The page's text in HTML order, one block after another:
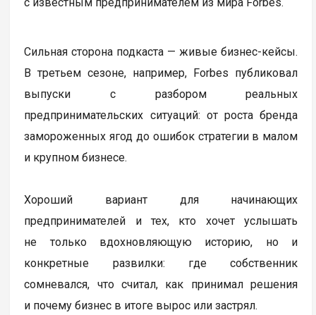
Сильная сторона подкаста — живые бизнес-кейсы.
В третьем сезоне, например, Forbes публиковал
выпуски с разбором реальных
предпринимательских ситуаций: от роста бренда
замороженных ягод до ошибок стратегии в малом
и крупном бизнесе.
Хороший вариант для начинающих
предпринимателей и тех, кто хочет услышать
не только вдохновляющую историю, но и
конкретные развилки: где собственник
сомневался, что считал, как принимал решения
и почему бизнес в итоге вырос или застрял.